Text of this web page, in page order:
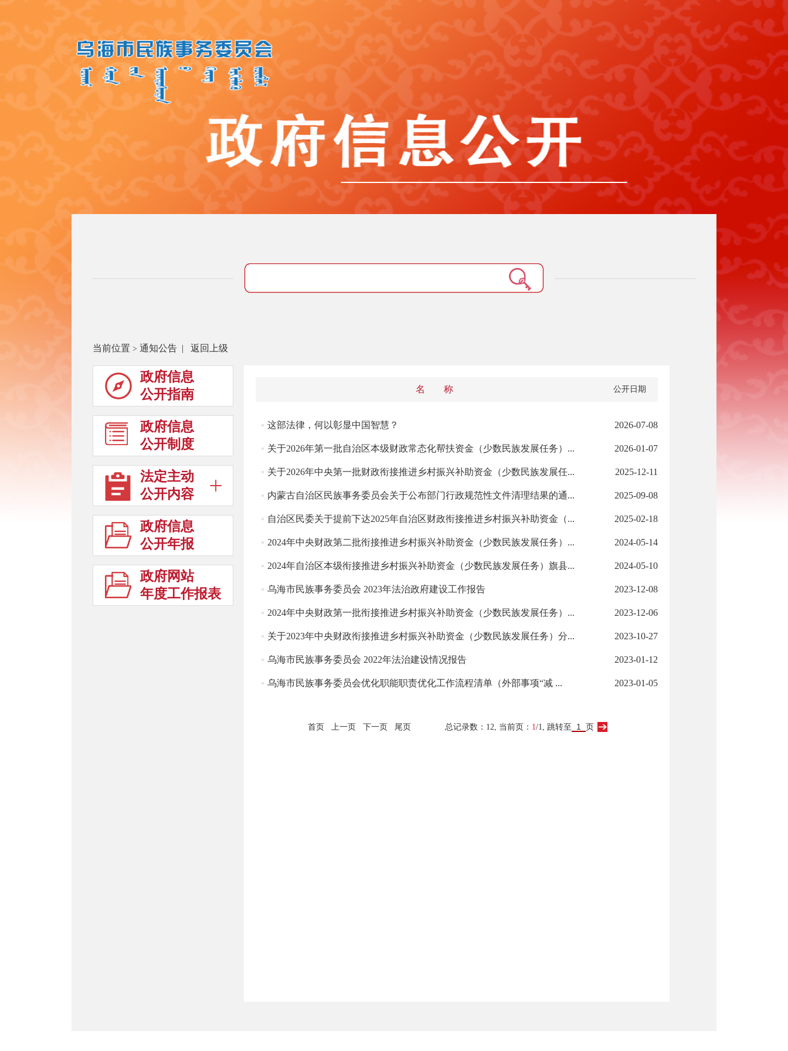
当前位置 > 通知公告 | 返回上级
政府信息
公开指南
政府信息
公开制度
法定主动
公开内容
政府信息
公开年报
政府网站
年度工作报表
名 称 公开日期
这部法律，何以彰显中国智慧？ 2026-07-08
关于2026年第一批自治区本级财政常态化帮扶资金（少数民族发展任务）... 2026-01-07
关于2026年中央第一批财政衔接推进乡村振兴补助资金（少数民族发展任... 2025-12-11
内蒙古自治区民族事务委员会关于公布部门行政规范性文件清理结果的通... 2025-09-08
自治区民委关于提前下达2025年自治区财政衔接推进乡村振兴补助资金（... 2025-02-18
2024年中央财政第二批衔接推进乡村振兴补助资金（少数民族发展任务）... 2024-05-14
2024年自治区本级衔接推进乡村振兴补助资金（少数民族发展任务）旗县... 2024-05-10
乌海市民族事务委员会 2023年法治政府建设工作报告 2023-12-08
2024年中央财政第一批衔接推进乡村振兴补助资金（少数民族发展任务）... 2023-12-06
关于2023年中央财政衔接推进乡村振兴补助资金（少数民族发展任务）分... 2023-10-27
乌海市民族事务委员会 2022年法治建设情况报告 2023-01-12
乌海市民族事务委员会优化职能职责优化工作流程清单（外部事项“减 ... 2023-01-05
首页 上一页 下一页 尾页 总记录数：12, 当前页： 1/1, 跳转至 页